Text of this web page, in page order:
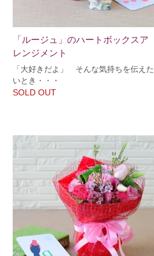
「ルージュ」のハートボックスア
レンジメント
「大好きだよ」 そんな気持ちを伝えた
いとき・・・
SOLD OUT